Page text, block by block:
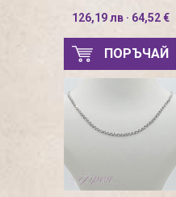
126,19 лв · 64,52 €
ПОРЪЧАЙ